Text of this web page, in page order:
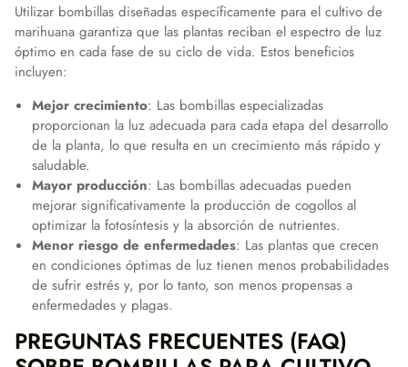
Utilizar bombillas diseñadas específicamente para el cultivo de
marihuana garantiza que las plantas reciban el espectro de luz
óptimo en cada fase de su ciclo de vida. Estos beneficios
incluyen:
Mejor crecimiento: Las bombillas especializadas
proporcionan la luz adecuada para cada etapa del desarrollo
de la planta, lo que resulta en un crecimiento más rápido y
saludable.
Mayor producción: Las bombillas adecuadas pueden
mejorar significativamente la producción de cogollos al
optimizar la fotosíntesis y la absorción de nutrientes.
Menor riesgo de enfermedades: Las plantas que crecen
en condiciones óptimas de luz tienen menos probabilidades
de sufrir estrés y, por lo tanto, son menos propensas a
enfermedades y plagas.
PREGUNTAS FRECUENTES (FAQ)